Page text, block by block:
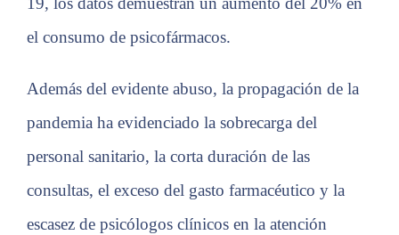
el consumo de psicofármacos.
Además del evidente abuso, la propagación de la
pandemia ha evidenciado la sobrecarga del
personal sanitario, la corta duración de las
consultas, el exceso del gasto farmacéutico y la
escasez de psicólogos clínicos en la atención
rechaza estas
funcionalidades
de la web.
Marketing
intereses y